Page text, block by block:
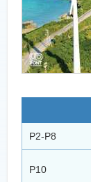
P2-P8
P10